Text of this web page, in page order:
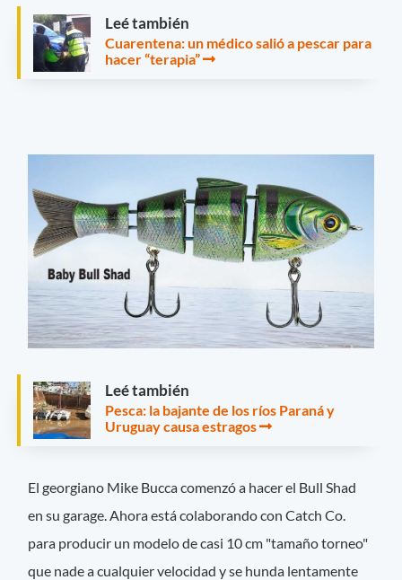
Leé también
Cuarentena: un médico salió a pescar para
hacer “terapia”
Leé también
Pesca: la bajante de los ríos Paraná y
Uruguay causa estragos
El georgiano Mike Bucca comenzó a hacer el Bull Shad
en su garage. Ahora está colaborando con Catch Co.
para producir un modelo de casi 10 cm "tamaño torneo"
que nade a cualquier velocidad y se hunda lentamente